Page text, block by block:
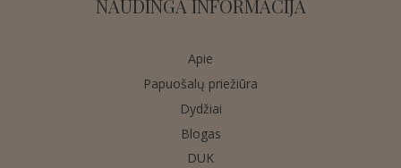
NAUDINGA INFORMACIJA
Apie
Papuošalų priežiūra
Dydžiai
Blogas
DUK